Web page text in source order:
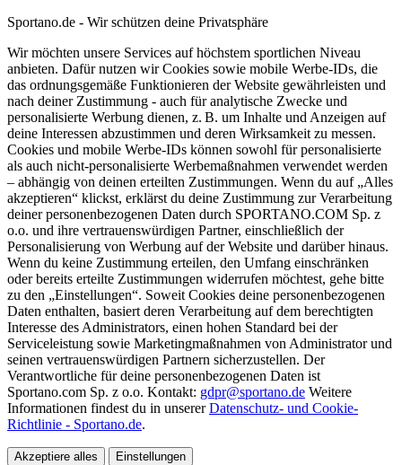
Sportano.de - Wir schützen deine Privatsphäre
Wir möchten unsere Services auf höchstem sportlichen Niveau
anbieten. Dafür nutzen wir Cookies sowie mobile Werbe-IDs, die
das ordnungsgemäße Funktionieren der Website gewährleisten und
nach deiner Zustimmung - auch für analytische Zwecke und
personalisierte Werbung dienen, z. B. um Inhalte und Anzeigen auf
deine Interessen abzustimmen und deren Wirksamkeit zu messen.
Cookies und mobile Werbe-IDs können sowohl für personalisierte
als auch nicht-personalisierte Werbemaßnahmen verwendet werden
– abhängig von deinen erteilten Zustimmungen. Wenn du auf „Alles
akzeptieren“ klickst, erklärst du deine Zustimmung zur Verarbeitung
deiner personenbezogenen Daten durch SPORTANO.COM Sp. z
o.o. und ihre vertrauenswürdigen Partner, einschließlich der
Personalisierung von Werbung auf der Website und darüber hinaus.
Wenn du keine Zustimmung erteilen, den Umfang einschränken
oder bereits erteilte Zustimmungen widerrufen möchtest, gehe bitte
zu den „Einstellungen“. Soweit Cookies deine personenbezogenen
Daten enthalten, basiert deren Verarbeitung auf dem berechtigten
Interesse des Administrators, einen hohen Standard bei der
Serviceleistung sowie Marketingmaßnahmen von Administrator und
seinen vertrauenswürdigen Partnern sicherzustellen. Der
Verantwortliche für deine personenbezogenen Daten ist
Sportano.com Sp. z o.o. Kontakt: gdpr@sportano.de Weitere
Informationen findest du in unsererDatenschutz- und Cookie-
Richtlinie - Sportano.de.
Akzeptiere alles Einstellungen